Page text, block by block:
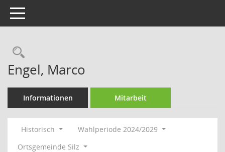
Toggle navigation
Rechercheauswahl
Engel, Marco
Informationen Mitarbeit
Historisch
Wahlperiode 2024/2029
Ortsgemeinde Silz